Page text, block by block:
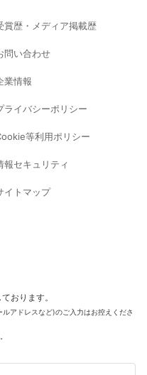
賞歴・メディア掲載歴
問い合わせ
業情報
ライバシーポリシー
等利用ポリシー
報セキュリティ
イトマップ
おります。
アドレスなど)のご入力はお控えくださ